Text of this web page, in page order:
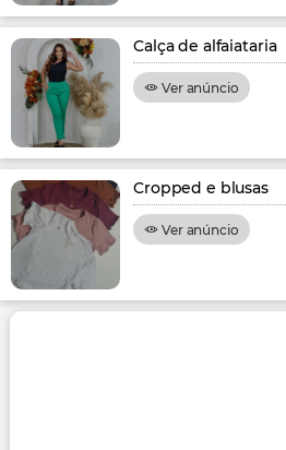
Calça de alfaiataria
Ver anúncio
Cropped e blusas
Ver anúncio